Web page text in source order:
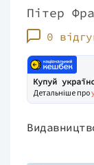
Пітер
0
Купуй
Детальніше про